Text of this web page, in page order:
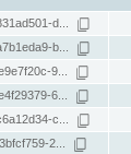
d...
b...
9...
6...
c...
3bfcf759-2...